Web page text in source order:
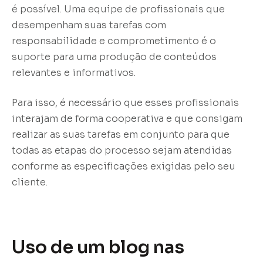
é possível. Uma equipe de profissionais que
desempenham suas tarefas com
responsabilidade e comprometimento é o
suporte para uma produção de conteúdos
relevantes e informativos.
Para isso, é necessário que esses profissionais
interajam de forma cooperativa e que consigam
realizar as suas tarefas em conjunto para que
todas as etapas do processo sejam atendidas
conforme as especificações exigidas pelo seu
cliente.
Uso de um blog nas